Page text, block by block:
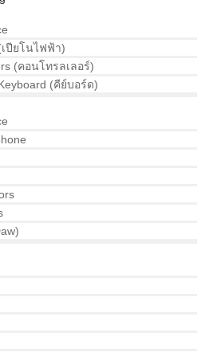
เปียโนไฟฟ้า)
(คอนโทรลเลอร์)
(คีย์บอร์ด)